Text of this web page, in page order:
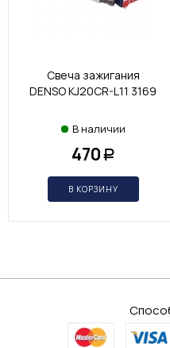
Свеча зажигания
DENSO KJ20CR-L11 3169
В наличии
470 Р
В КОРЗИНУ